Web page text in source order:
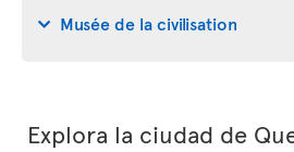
Musée de la civilisation
Explora la ciudad de